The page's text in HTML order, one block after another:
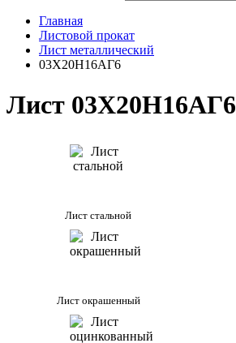
Главная
Листовой прокат
Лист металлический
03Х20Н16АГ6
Лист 03Х20Н16АГ6
Лист стальной
Лист окрашенный